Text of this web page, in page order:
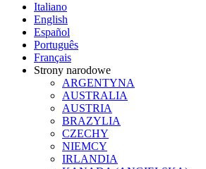
Italiano
English
Español
Português
Français
Strony narodowe
ARGENTYNA
AUSTRALIA
AUSTRIA
BRAZYLIA
CZECHY
NIEMCY
IRLANDIA